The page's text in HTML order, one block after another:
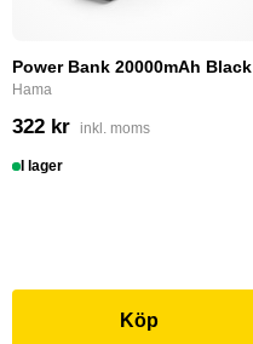
Power Bank 20000mAh Black
Hama
322 kr inkl. moms
I lager
Köp